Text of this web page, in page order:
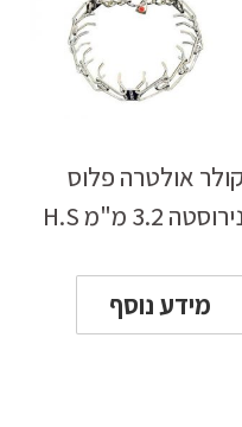
קולר אולטרה פלוס
נירוסטה 3.2 מ"מ H.S
מידע נוסף